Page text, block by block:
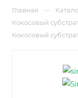
Главная —
Кокосовый
Кокосовый